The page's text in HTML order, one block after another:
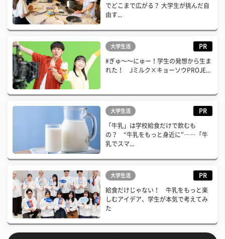
でどこまで広がる？ 大学生が挑んだ自
由す...
大学生活 PR
#ぎゅ〜〜にゅー！学生の発想から生ま
れた！ Jミルク×キョーソウPROJE...
大学生活 PR
「牛乳」は学校給食だけで飲むも
の？ “牛乳をもっと身近に”――「牛
乳でスマ...
大学生活 PR
給食だけじゃない！ 牛乳をもっと楽
しむアイデア、学生が本気で考えてみ
た